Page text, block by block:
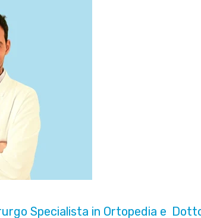
Specialista in Ortopedia e